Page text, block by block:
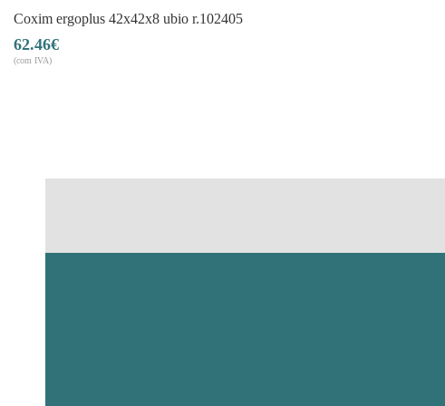
coxim ergoplus 42x42x8 ubio r.102405
62.46€
(com IVA)